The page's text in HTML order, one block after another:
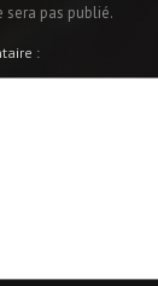
sera pas publié.
: